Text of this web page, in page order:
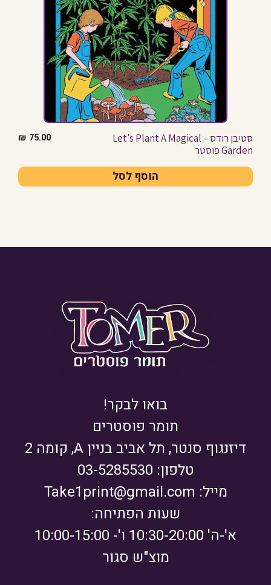
סטיבן רודס – Let's Plant A Magical
Garden פוסטר
75.00
₪
הוסף לסל
בואו לבקר!
תומר פוסטרים
דיזנגוף סנטר, תל אביב בניין A, קומה 2
טלפון: 03-5285530
מייל: Take1print@gmail.com
שעות הפתיחה:
א'-ה' 10:30-20:00 ו'- 10:00-15:00
מוצ"ש סגור